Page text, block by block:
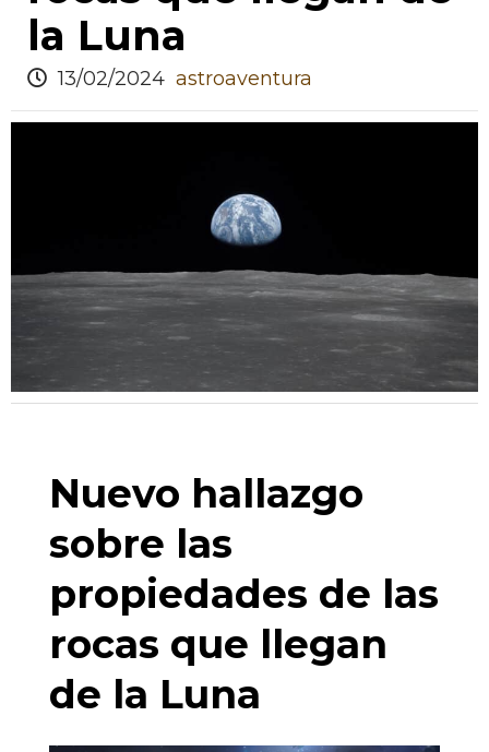
la Luna
13/02/2024 astroaventura
Nuevo hallazgo
sobre las
propiedades de las
rocas que llegan
de la Luna